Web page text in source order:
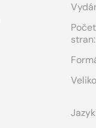
Počet
stran: